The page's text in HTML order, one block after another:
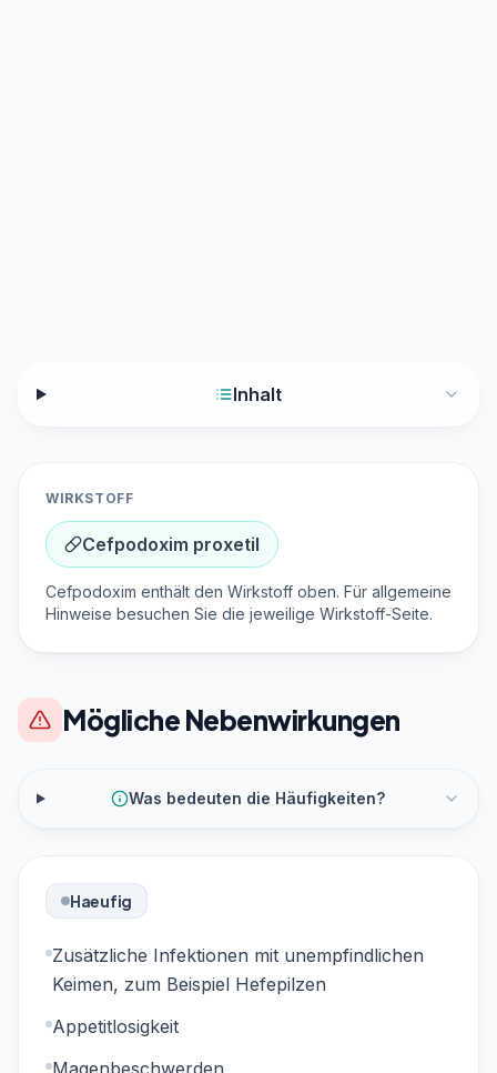
Inhalt
WIRKSTOFF
Cefpodoxim proxetil
Cefpodoxim enthält den Wirkstoff oben. Für allgemeine
Hinweise besuchen Sie die jeweilige Wirkstoff-Seite.
Mögliche Nebenwirkungen
Was bedeuten die Häufigkeiten?
Haeufig
Zusätzliche Infektionen mit unempfindlichen
Keimen, zum Beispiel Hefepilzen
Appetitlosigkeit
Magenbeschwerden